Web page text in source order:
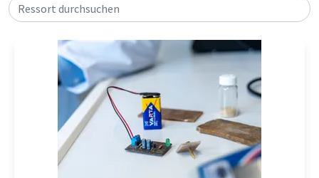
Ressort durchsuchen